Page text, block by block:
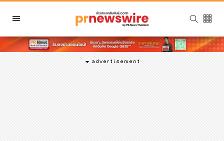
หมวดหมู่
พีอาร์ นิวส์ไวร์
สินค้า, บริการ
โปรโมชั่น
งานอีเว้นท์
รีวิว
บันเทิง